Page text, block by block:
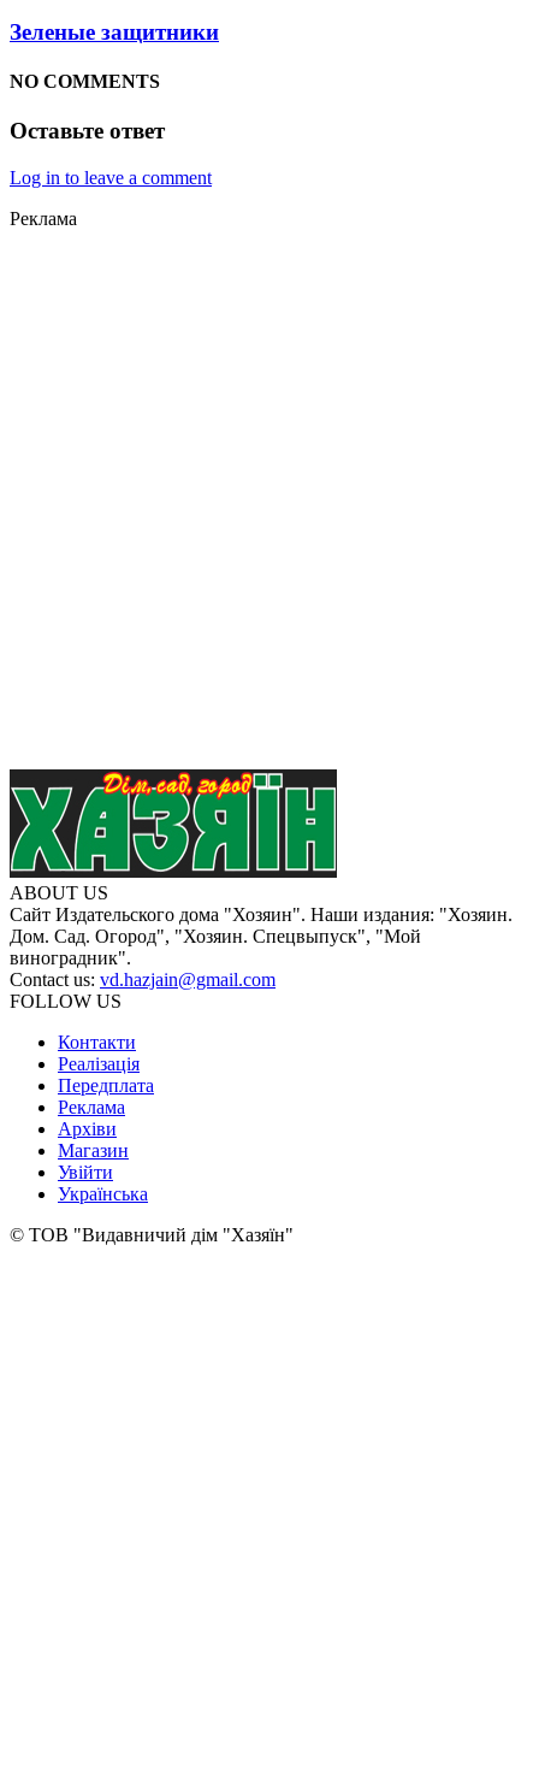
Зеленые защитники
NO COMMENTS
Оставьте ответ
Log in to leave a comment
Реклама
ABOUT US
Сайт Издательского дома "Хозяин". Наши издания: "Хозяин.
Дом. Сад. Огород", "Хозяин. Спецвыпуск", "Мой
виноградник".
Contact us: vd.hazjain@gmail.com
FOLLOW US
Контакти
Реалізація
Передплата
Реклама
Архіви
Магазин
Увійти
Українська
© ТОВ "Видавничий дім "Хазяїн"